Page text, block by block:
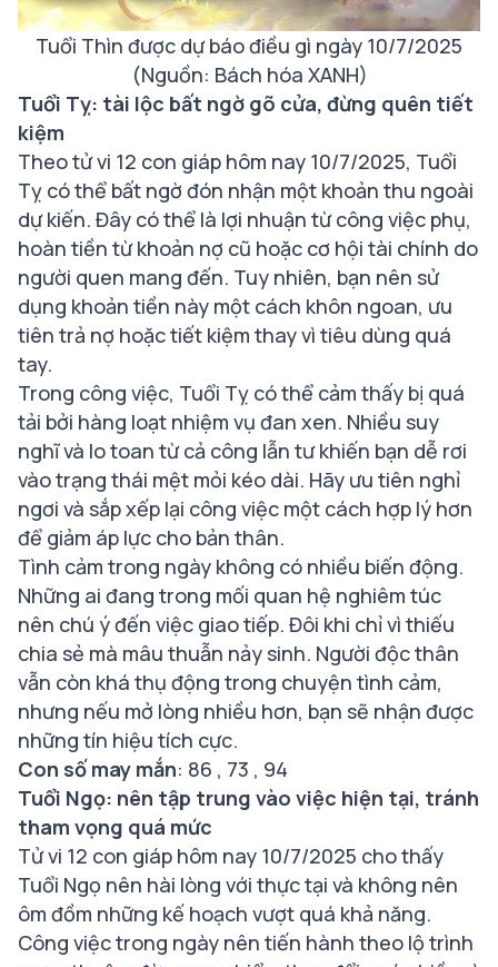
Tuổi Thìn được dự báo điều gì ngày 10/7/2025
(Nguồn: Bách hóa XANH)
Tuổi Tỵ: tài lộc bất ngờ gõ cửa, đừng quên tiết
kiệm
Theo tử vi 12 con giáp hôm nay 10/7/2025, Tuổi
Tỵ có thể bất ngờ đón nhận một khoản thu ngoài
dự kiến. Đây có thể là lợi nhuận từ công việc phụ,
hoàn tiền từ khoản nợ cũ hoặc cơ hội tài chính do
người quen mang đến. Tuy nhiên, bạn nên sử
dụng khoản tiền này một cách khôn ngoan, ưu
tiên trả nợ hoặc tiết kiệm thay vì tiêu dùng quá
tay.
Trong công việc, Tuổi Tỵ có thể cảm thấy bị quá
tải bởi hàng loạt nhiệm vụ đan xen. Nhiều suy
nghĩ và lo toan từ cả công lẫn tư khiến bạn dễ rơi
vào trạng thái mệt mỏi kéo dài. Hãy ưu tiên nghỉ
ngơi và sắp xếp lại công việc một cách hợp lý hơn
để giảm áp lực cho bản thân.
Tình cảm trong ngày không có nhiều biến động.
Những ai đang trong mối quan hệ nghiêm túc
nên chú ý đến việc giao tiếp. Đôi khi chỉ vì thiếu
chia sẻ mà mâu thuẫn nảy sinh. Người độc thân
vẫn còn khá thụ động trong chuyện tình cảm,
nhưng nếu mở lòng nhiều hơn, bạn sẽ nhận được
những tín hiệu tích cực.
Con số may mắn: 86 , 73 , 94
Tuổi Ngọ: nên tập trung vào việc hiện tại, tránh
tham vọng quá mức
Tử vi 12 con giáp hôm nay 10/7/2025 cho thấy
Tuổi Ngọ nên hài lòng với thực tại và không nên
ôm đồm những kế hoạch vượt quá khả năng.
Công việc trong ngày nên tiến hành theo lộ trình